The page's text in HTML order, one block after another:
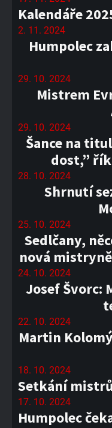
Kalendáře
2. 11. 2024
Humpolec
29. 10. 2024
Mistrem
29. 10. 2024
Šance na
dost,”
28. 10. 2024
Shrnutí
25. 10. 2024
Sedlčany,
nová
24. 10. 2024
Josef Švorc:
22. 10. 2024
Martin
18. 10. 2024
Setkání
17. 10. 2024
Humpolec